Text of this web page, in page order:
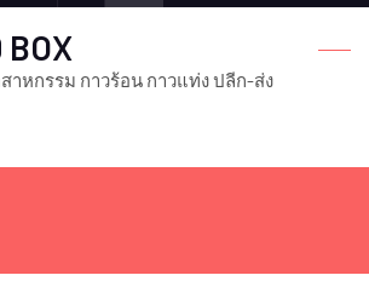
BOX
าหกรรม กาวร้อน กาวแท่ง ปลีก-ส่ง